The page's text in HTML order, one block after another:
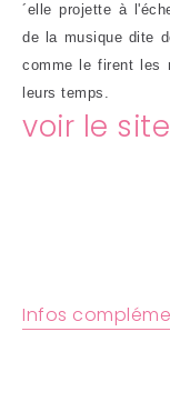
´elle projette à
de la musique dite
comme le firent les
leurs temps.
voir le site
Infos